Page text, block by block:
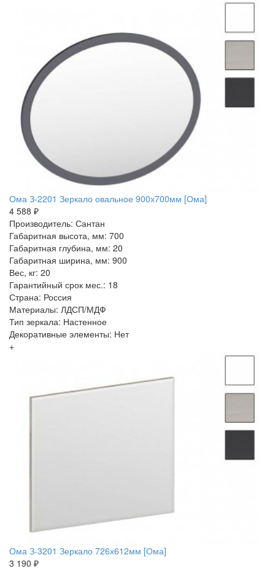
Ома З-2201 Зеркало овальное 900х700мм [Ома]
4 588 ₽
Производитель: Сантан
Габаритная высота, мм: 700
Габаритная глубина, мм: 20
Габаритная ширина, мм: 900
Вес, кг: 20
Гарантийный срок мес.: 18
Страна: Россия
Материалы: ЛДСП/МДФ
Тип зеркала: Настенное
Декоративные элементы: Нет
+
Ома З-3201 Зеркало 726х612мм [Ома]
3 190 ₽